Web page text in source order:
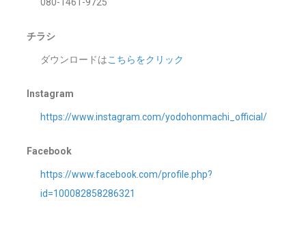
チラシ
ダウンロードはこちらをクリック
Instagram
https://www.instagram.com/yodohonmachi_official/
Facebook
https://www.facebook.com/profile.php?
id=100082858286321